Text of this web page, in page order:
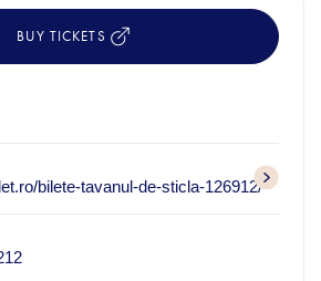
BUY TICKETS
bilete-tavanul-de-sticla-126912/